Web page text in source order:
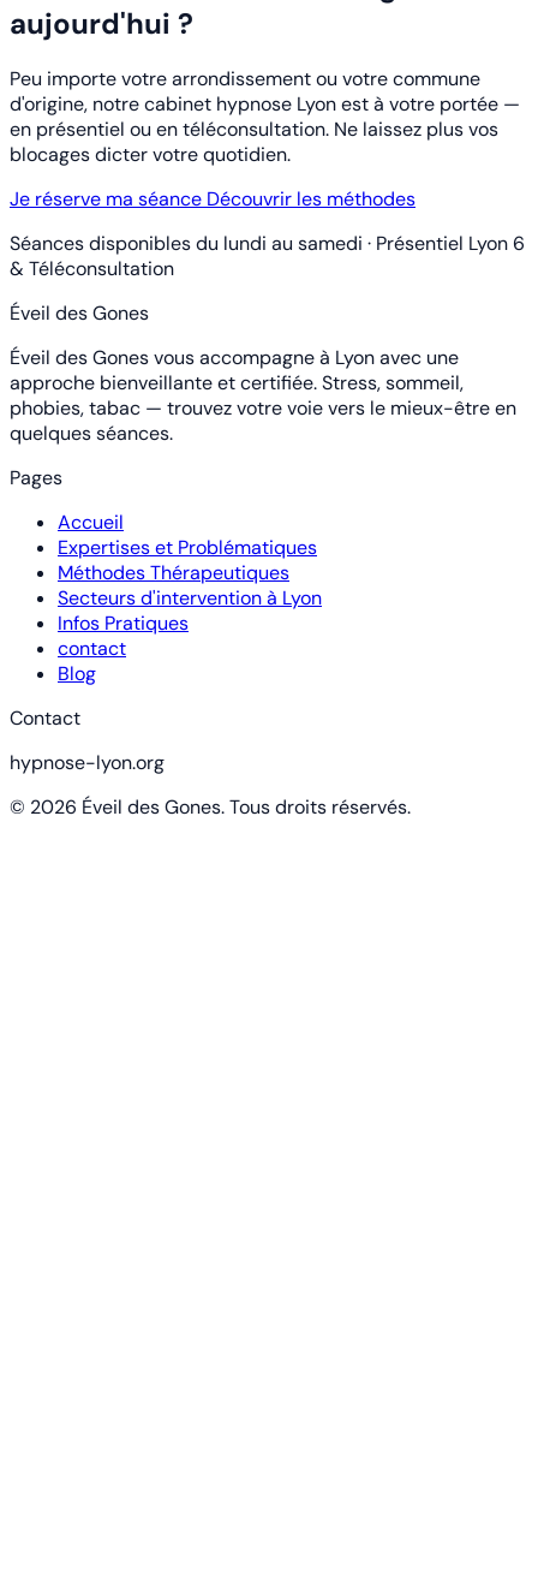
aujourd'hui ?
Peu importe votre arrondissement ou votre commune
d'origine, notre cabinet hypnose Lyon est à votre portée —
en présentiel ou en téléconsultation. Ne laissez plus vos
blocages dicter votre quotidien.
Je réserve ma séance Découvrir les méthodes
Séances disponibles du lundi au samedi · Présentiel Lyon 6
& Téléconsultation
Éveil des Gones
Éveil des Gones vous accompagne à Lyon avec une
approche bienveillante et certifiée. Stress, sommeil,
phobies, tabac — trouvez votre voie vers le mieux-être en
quelques séances.
Pages
Accueil
Expertises et Problématiques
Méthodes Thérapeutiques
Secteurs d'intervention à Lyon
Infos Pratiques
contact
Blog
Contact
hypnose-lyon.org
© 2026 Éveil des Gones. Tous droits réservés.